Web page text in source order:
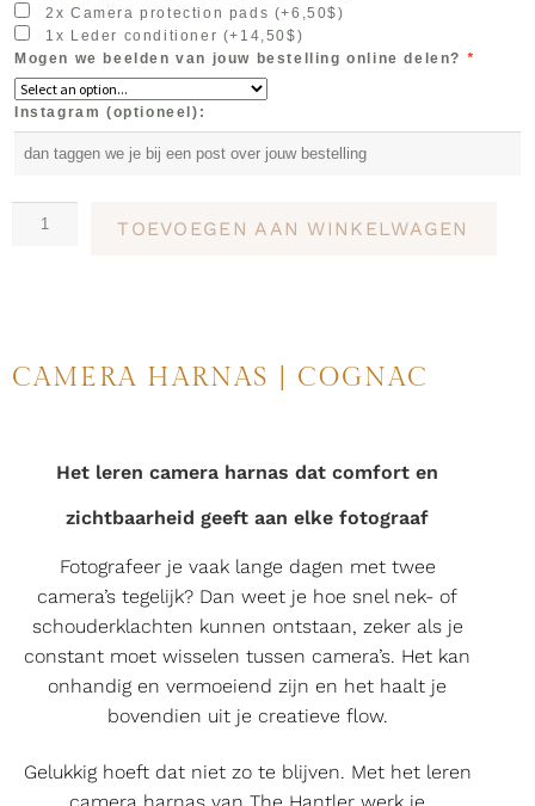
2x Camera protection pads (+6,50$)
1x Leder conditioner (+ 14,50$)
Mogen we beelden van jouw bestelling online delen? *
Instagram (optioneel):
TOEVOEGEN AAN WINKELWAGEN
CAMERA HARNAS | COGNAC
Het leren camera harnas dat comfort en
zichtbaarheid geeft aan elke fotograaf
Fotografeer je vaak lange dagen met twee
camera’s tegelijk? Dan weet je hoe snel nek- of
schouderklachten kunnen ontstaan, zeker als je
constant moet wisselen tussen camera’s. Het kan
onhandig en vermoeiend zijn en het haalt je
bovendien uit je creatieve flow.
Gelukkig hoeft dat niet zo te blijven. Met het leren